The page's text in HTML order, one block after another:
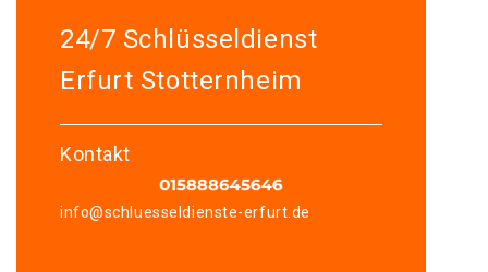
24/7 Schlüsseldienst
Erfurt Stotternheim
Kontakt
info@schluesseldienste-erfurt.de